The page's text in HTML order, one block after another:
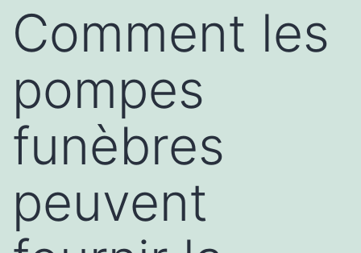
Comment les
pompes
funèbres
peuvent